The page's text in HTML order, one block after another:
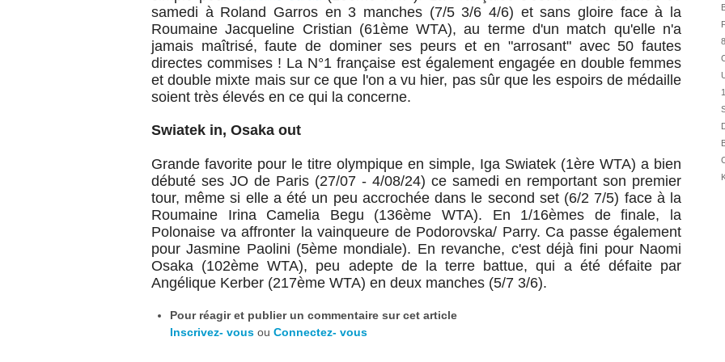
samedi à Roland Garros en 3 manches (7/5 3/6 4/6) et sans gloire face à la
Roumaine Jacqueline Cristian (61ème WTA), au terme d'un match qu'elle n'a
jamais maîtrisé, faute de dominer ses peurs et en "arrosant" avec 50 fautes
directes commises ! La N°1 française est également engagée en double femmes
et double mixte mais sur ce que l'on a vu hier, pas sûr que les espoirs de médaille
soient très élevés en ce qui la concerne.
Swiatek in, Osaka out
Grande favorite pour le titre olympique en simple, Iga Swiatek (1ère WTA) a bien
débuté ses JO de Paris (27/07 - 4/08/24) ce samedi en remportant son premier
tour, même si elle a été un peu accrochée dans le second set (6/2 7/5) face à la
Roumaine Irina Camelia Begu (136ème WTA). En 1/16èmes de finale, la
Polonaise va affronter la vainqueure de Podorovska/ Parry. Ca passe également
pour Jasmine Paolini (5ème mondiale). En revanche, c'est déjà fini pour Naomi
Osaka (102ème WTA), peu adepte de la terre battue, qui a été défaite par
Angélique Kerber (217ème WTA) en deux manches (5/7 3/6).
Pour réagir et publier un commentaire sur cet article
Inscrivez- vous ou Connectez- vous